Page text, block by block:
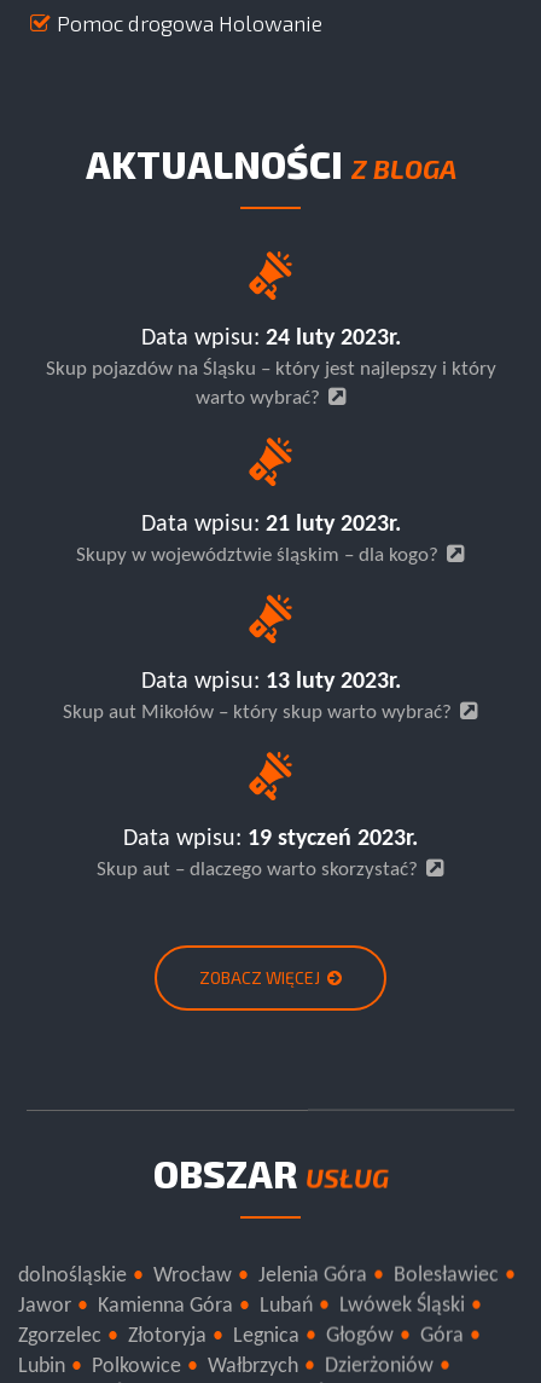
Pomoc drogowa Holowanie
AKTUALNOŚCI Z BLOGA
Data wpisu: 24 luty 2023r.
Skup pojazdów na Śląsku – który jest najlepszy i który
warto wybrać?
Data wpisu: 21 luty 2023r.
Skupy w województwie śląskim – dla kogo?
Data wpisu: 13 luty 2023r.
Skup aut Mikołów – który skup warto wybrać?
Data wpisu: 19 styczeń 2023r.
Skup aut – dlaczego warto skorzystać?
ZOBACZ WIĘCEJ
OBSZAR USŁUG
dolnośląskie Wrocław Jelenia Góra
Bolesławiec
Jawor
Kamienna Góra Lubań
Lwówek Śląski
Zgorzelec
Złotoryja Legnica Głogów
Góra
Lubin
Polkowice Wałbrzych Dzierżoniów